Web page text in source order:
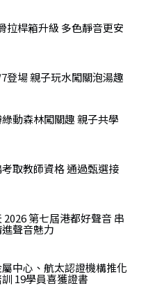
拉桿箱升級 多色靜音更安
登場 親子玩水闖關泡湯趣
動森林闖關趣 親子共學
取教師資格 通過甄選接
第七屆港都好聲音 串
聲音魅力
中心、航太認證機構推化
19學員喜獲證書